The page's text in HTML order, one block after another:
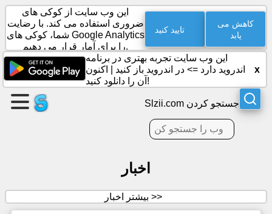
یک
صفحه
ایجاد
کنید
این وب سایت از کوکی های
ضروری استفاده می کند. با رضایت
شما، کوکی های Google Analytics
را برای آمار قرار می دهیم.
تایید کنید
کاهش می
یابد
این وب سایت تجربه بهتری در برنامه
اندروید دارد => در اندروید باز کنید
اکنون
آن را دانلود کنید!
x
Slzii.com جستجو کردن
اخبار
بیشتر اخبار >>